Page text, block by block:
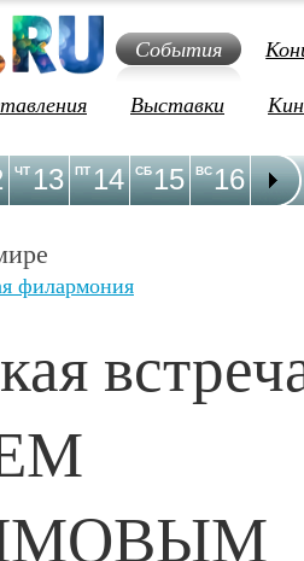
События
Выставки
13
ЧТ 14
ПТ 15
СБ 16
ВС 17
ПН
филармония